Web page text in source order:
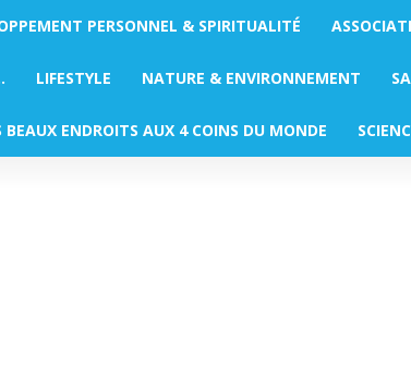
PERSONNEL & SPIRITUALITÉ
LIFESTYLE NATURE & ENVIRONNEMENT
BEAUX ENDROITS AUX 4 COINS DU MONDE